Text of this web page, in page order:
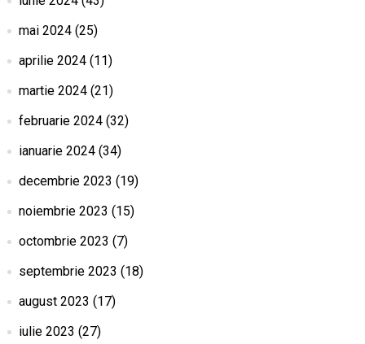
mai 2024(25)
aprilie 2024(11)
martie 2024(21)
februarie 2024(32)
ianuarie 2024(34)
decembrie 2023 (19)
noiembrie 2023 (15)
octombrie 2023 (7)
septembrie 2023 (18)
august 2023 (17)
iulie 2023 (27)